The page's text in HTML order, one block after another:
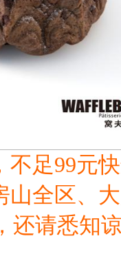
不足99元
山全区、
还请悉知